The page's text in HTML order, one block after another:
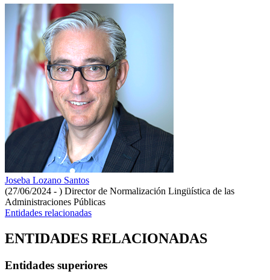
Joseba Lozano Santos
(27/06/2024 - ) Director de Normalización Lingüística de las
Administraciones Públicas
Entidades relacionadas
ENTIDADES RELACIONADAS
Entidades superiores